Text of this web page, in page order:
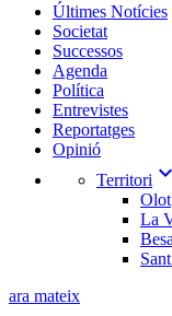
Últimes Notícies
Societat
Successos
Agenda
Política
Entrevistes
Reportatges
Opinió
Territori expand_more
Olot
La
ara mateix